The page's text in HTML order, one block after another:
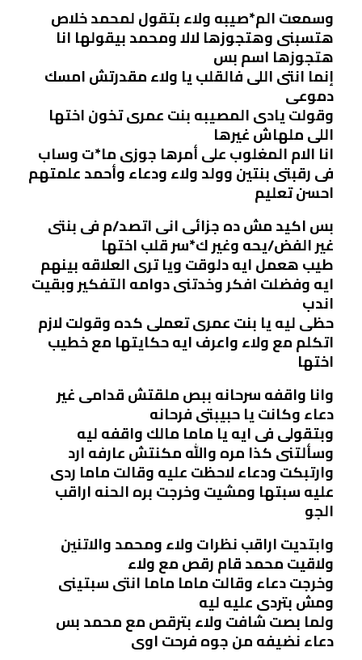
وسمعت الم*صيبه ولاء بتقول لمحمد خلاص
هتسبنى وهتجوزها لالا ومحمد بيقولها انا
هتجوزها اسم بس
إنما انتى اللى فالقلب يا ولاء مقدرتش امسك
دموعى
وقولت يادى المصيبه بنت عمرى تخون اختها
اللى ملهاش غيرها
انا الام المغلوب على أمرها جوزى ما*ت وساب
فى رقبتى بنتين وولد ولاء ودعاء وأحمد علمتهم
احسن تعليم
بس اكيد مش ده جزائى انى اتصد/م فى بنتى
غير الفض/يحه وغير ك*سر قلب اختها
طيب هعمل ايه دلوقت ويا ترى العلاقه بينهم
ايه وفضلت افكر وخدتنى دوامه التفكير وبقيت
اندب
حظى ليه يا بنت عمرى تعملى كده وقولت لازم
اتكلم مع ولاء واعرف ايه حكايتها مع خطيب
اختها
وانا واقفه سرحانه ببص ملقتش قدامى غير
دعاء وكانت يا حبيبتى فرحانه
وبتقولى فى ايه يا ماما مالك واقفه ليه
وسألتنى كذا مره والله مكنتش عارفه ارد
وارتبكت ودعاء لاحظت عليه وقالت ماما ردى
عليه سبتها ومشيت وخرجت بره الحنه اراقب
الجو
وابتديت اراقب نظرات ولاء ومحمد والاتنين
ولاقيت محمد قام رقص مع ولاء
وخرجت دعاء وقالت ماما ماما انتى سبتينى
ومش بتردى عليه ليه
ولما بصت شافت ولاء بترقص مع محمد بس
دعاء نضيفه من جوه فرحت اوى